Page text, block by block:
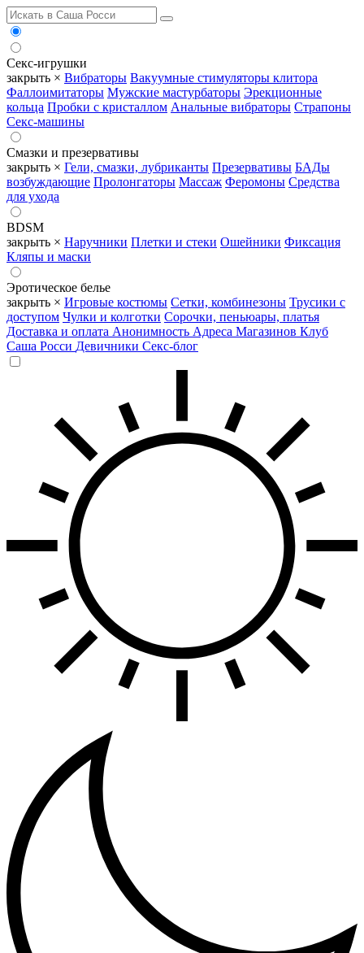
Секс-игрушки
закрыть × Вибраторы Вакуумные стимуляторы клитора
Фаллоимитаторы Мужские мастурбаторы Эрекционные
кольца Пробки с кристаллом Анальные вибраторы Страпоны
Секс-машины
Смазки и презервативы
закрыть × Гели, смазки, лубриканты Презервативы БАДы
возбуждающие Пролонгаторы Массаж Феромоны Средства
для ухода
BDSM
закрыть × Наручники Плетки и стеки Ошейники Фиксация
Кляпы и маски
Эротическое белье
закрыть × Игровые костюмы Сетки, комбинезоны Трусики с
доступом Чулки и колготки Сорочки, пеньюары, платья
Доставка и оплата Анонимность Адреса Магазинов Клуб
Саша Росси Девичники Секс-блог